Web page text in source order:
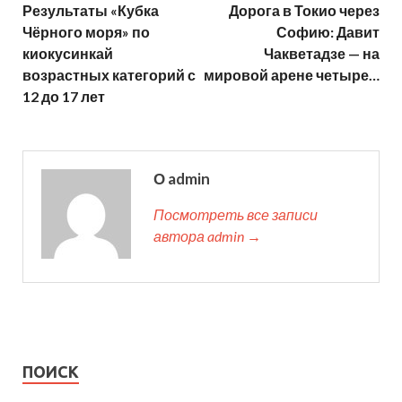
Результаты «Кубка
Чёрного моря» по
киокусинкай
возрастных категорий с
12 до 17 лет
Дорога в Токио через
Софию: Давит
Чакветадзе — на
мировой арене четыре…
О admin
Посмотреть все записи
автора admin →
ПОИСК